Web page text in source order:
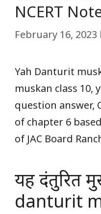
NCERT
February 16, 2023
Yah Danturit
muskan class 10,
question answer,
of chapter 6
of JAC Board
यह दंतुरित
danturit